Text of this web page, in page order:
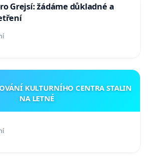
Grejsí: žádáme důkladné a
KULTURNÍHO CENTRA STALIN
NA LETNÉ